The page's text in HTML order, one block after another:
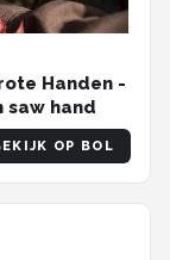
Handen -
saw hand
OP BOL